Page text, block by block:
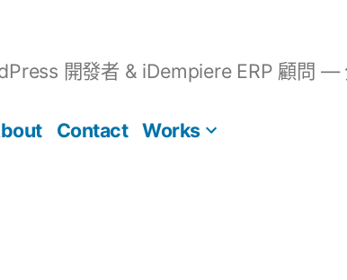
開發者 & iDempiere ERP 顧問 —
Contact Works